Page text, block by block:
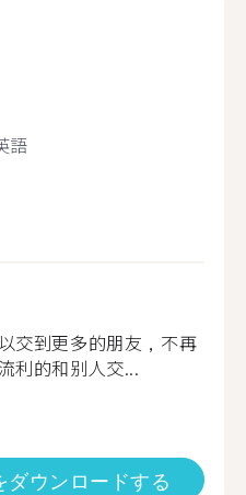
語
交到更多的朋友，不再
利的和别人交...
ダウンロードする